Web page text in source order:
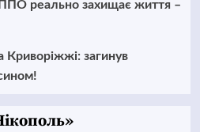
реально захищає життя –
загинув